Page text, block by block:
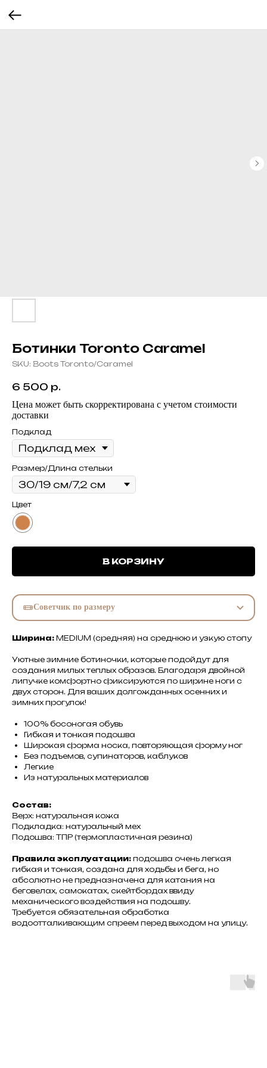
Ботинки Toronto Caramel
SKU: Boots Toronto/Caramel
6 500 р.
Цена может быть скорректирована с учетом стоимости
доставки
Подклад
Размер/Длина стельки
Цвет
В КОРЗИНУ
Советчик по размеру
Ширина: MEDIUM (средняя) на среднюю и узкую стопу
Уютные зимние ботиночки, которые подойдут для
создания милых теплых образов. Благодаря двойной
липучке комфортно фиксируются по ширине ноги с
двух сторон. Для ваших долгожданных осенних и
зимних прогулок!
100% босоногая обувь
Гибкая и тонкая подошва
Широкая форма носка, повторяющая форму ног
Без подъемов, супинаторов, каблуков
Легкие
Из натуральных материалов
Состав:
Верх: натуральная кожа
Подкладка: натуральный мех
Подошва: ТПР (термопластичная резина)
Правила эксплуатации: подошва очень легкая
гибкая и тонкая, создана для ходьбы и бега, но
абсолютно не предназначена для катания на
беговелах, самокатах, скейтбордах ввиду
механического воздействия на подошву.
Требуется обязательная обработка
водоотталкивающим спреем перед выходом на улицу.